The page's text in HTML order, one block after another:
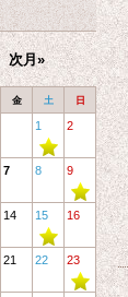
次月»
金 土 日
1 2
7 8 9
14 15 16
21 22 23